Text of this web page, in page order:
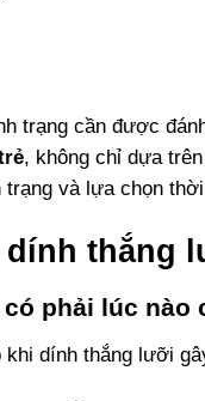
trạng cần được
, không chỉ dựa
trạng và lựa chọn
dính thắng
phải lúc nào
khi dính thắng lưỡi